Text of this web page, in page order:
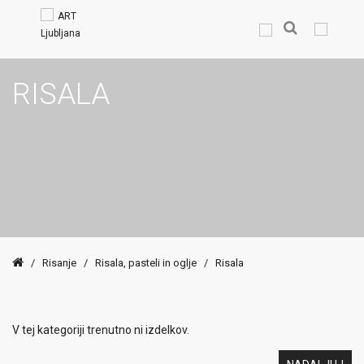
RISALA
/ Risanje / Risala, pasteli in oglje / Risala
V tej kategoriji trenutno ni izdelkov.